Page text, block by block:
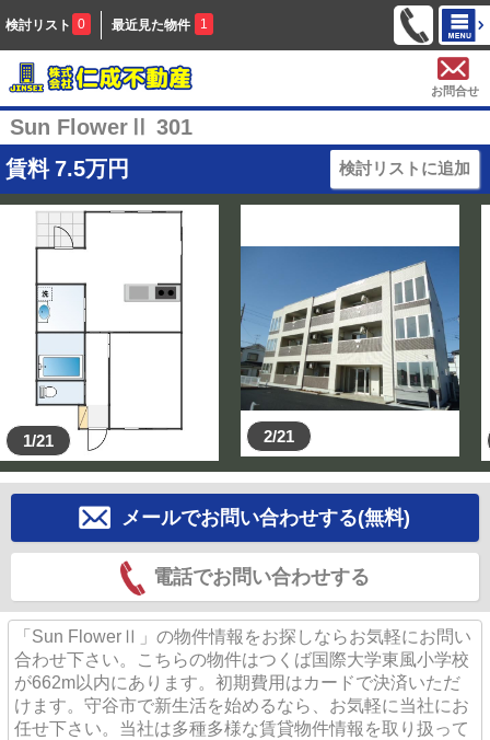
検討リスト 0 最近見た物件 1
お問合せ
Sun FlowerⅡ 301
賃料 7.5万円 検討リストに追加
1/21 2/21
メールでお問い合わせする(無料)
電話でお問い合わせする
「Sun FlowerⅡ」の物件情報をお探しならお気軽にお問い
合わせ下さい。こちらの物件はつくば国際大学東風小学校
が662m以内にあります。初期費用はカードで決済いただ
けます。守谷市で新生活を始めるなら、お気軽に当社にお
任せ下さい。当社は多種多様な賃貸物件情報を取り扱って